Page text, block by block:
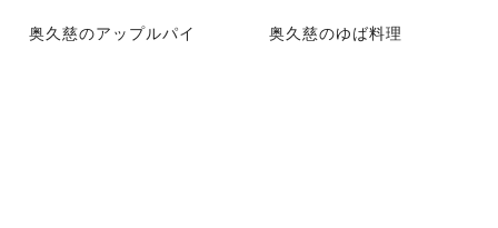
奥久慈のアップルパイ 奥久慈のゆば料理